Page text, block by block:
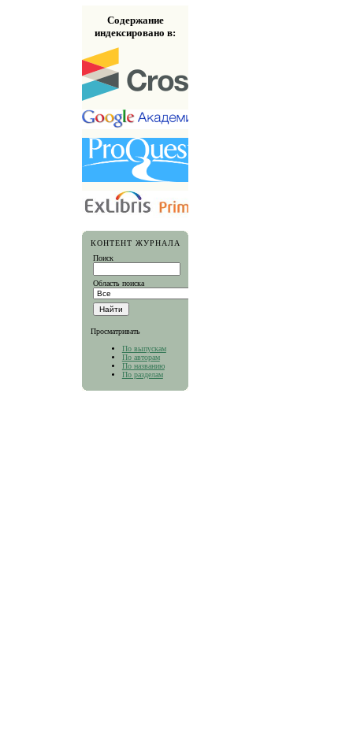
Содержание
индексировано в:
КОНТЕНТ ЖУРНАЛА
Поиск
Область поиска
Просматривать
По выпускам
По авторам
По названию
По разделам